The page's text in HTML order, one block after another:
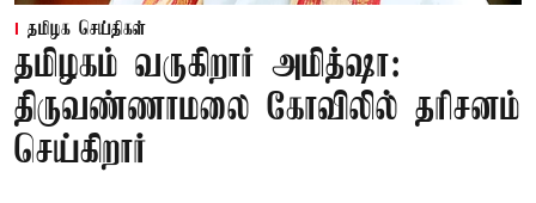
தமிழக செய்திகள்
தமிழகம் வருகிறார் அமித்ஷா:
திருவண்ணாமலை கோவிலில் தரிசனம்
செய்கிறார்